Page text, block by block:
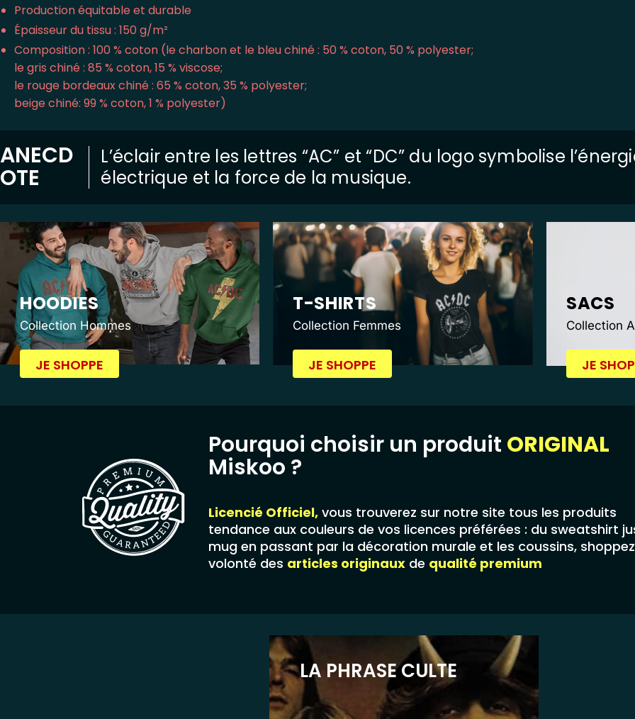
Production équitable et durable
Épaisseur du tissu : 150 g/m²
Composition : 100 % coton (le charbon et le bleu chiné : 50 % coton, 50 % polyester;
le gris chiné : 85 % coton, 15 % viscose;
le rouge bordeaux chiné : 65 % coton, 35 % polyester;
beige chiné: 99 % coton, 1 % polyester)
ANECD
OTE
L’éclair entre les lettres “AC” et “DC” du logo symbolise
électrique et la force de la musique.
HOODIES
Collection Hommes
JE SHOPPE
T-SHIRTS
Collection Femmes
JE SHOPPE
SACS
Collection
JE
Pourquoi choisir un produit ORIGINAL
Miskoo ?
Licencié Officiel, vous trouverez sur notre site tous les produits
tendance aux couleurs de vos licences préférées : du sweatshirt
mug en passant par la décoration murale et les coussins,
volonté des articles originaux de qualité premium
LA PHRASE CULTE